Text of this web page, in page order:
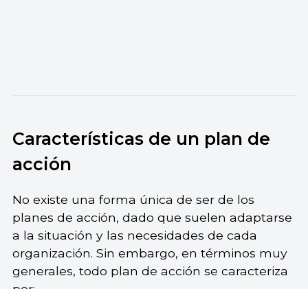
Características de un plan de
acción
No existe una forma única de ser de los
planes de acción, dado que suelen adaptarse
a la situación y las necesidades de cada
organización. Sin embargo, en términos muy
generales, todo plan de acción se caracteriza